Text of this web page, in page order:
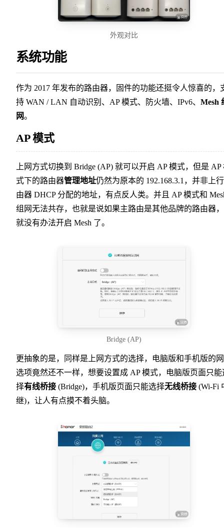
外观对比
系统功能
作为 2017 年发布的路由器，固件的功能还挺令人惊喜的，
持 WAN / LAN 自动识别、AP 模式、防火墙、IPv6、 Mesh
网。
AP 模式
上网方式切换到 Bridge (AP) 就可以开启 AP 模式，但是 AP
式下的路由器管理地址仍然为原本的 192.168.3.1，并非上
由器 DHCP 分配的地址，有点反人类。并且 AP 模式和
组网无法共存，也就是说如果主路由是其他品牌的路由器
就没有办法开启 Mesh 了。
Bridge (AP)
更抽象的是，同样是上网方式的选择，电脑版和手机版的
选项竟然还不一样，想要设置成 AP 模式，电脑版页面只能
择有线桥接 (Bridge)，手机版页面只能选择无线桥接 (Wi-Fi
继)，让人有点摸不着头脑。